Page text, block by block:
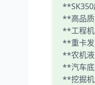
**高品
**工程
**重卡
**农机
**汽车
**挖掘